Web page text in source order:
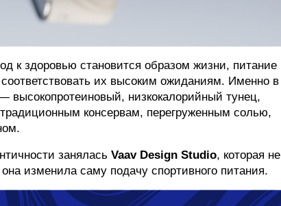
к здоровью становится образом жизни, питание
их высоким ожиданиям. Именно в
высокопротеиновый, низкокалорийный тунец,
консервам, перегруженным солью,
заняласьVaav Design Studio, которая не
изменила саму подачу спортивного питания.